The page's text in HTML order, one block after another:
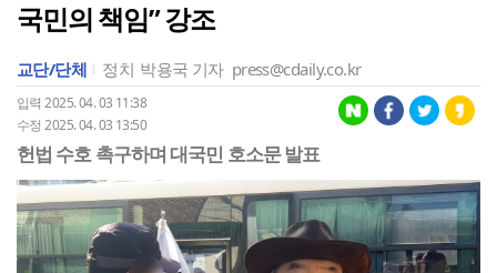
국민의 책임” 강조
교단/단체 정치 박용국 기자 press@cdaily.co.kr
입력 2025. 04. 03 11:38
수정 2025. 04. 03 13:50
헌법 수호 촉구하며 대국민 호소문 발표